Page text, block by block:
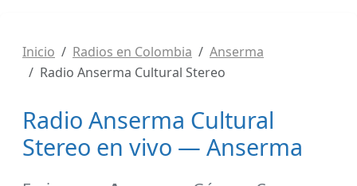
Inicio Radios en Colombia
Anserma
Radio Anserma Cultural Stereo
Radio Anserma Cultural
Stereo en vivo — Anserma